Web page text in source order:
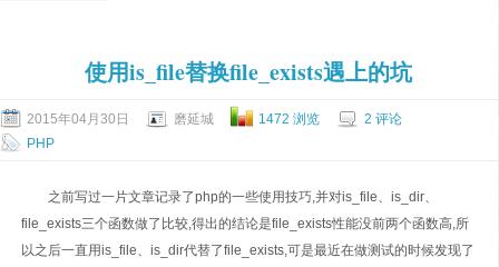
使用is_file替换file_exists遇上的坑
2015年04月30日 磨延城 1472 浏览
2 评论
PHP
之前写过一片文章记录了php的一些使用技巧,并对is_file、is_dir、
file_exists三个函数做了比较,得出的结论是file_exists性能没前两个函数高,所
以之后一直用is_file、is_dir代替了file_exists,可是最近在做测试的时候发现了